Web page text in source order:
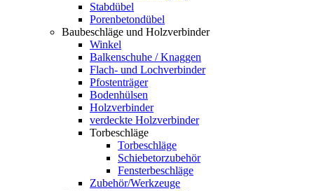
Stabdübel
Porenbetondübel
Baubeschläge und Holzverbinder
Winkel
Balkenschuhe / Knaggen
Flach- und Lochverbinder
Pfostenträger
Bodenhülsen
Holzverbinder
verdeckte Holzverbinder
Torbeschläge
Torbeschläge
Schiebetorzubehör
Fensterbeschläge
Zubehör/Werkzeuge